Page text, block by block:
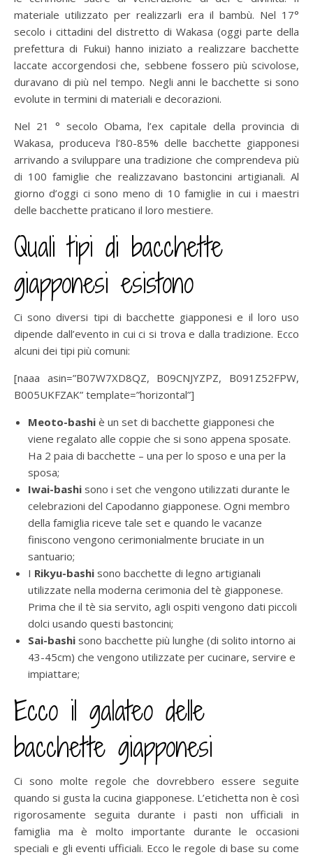
materiale utilizzato per realizzarli era il bambù. Nel 17°
secolo i cittadini del distretto di Wakasa (oggi parte della
prefettura di Fukui) hanno iniziato a realizzare bacchette
laccate accorgendosi che, sebbene fossero più scivolose,
duravano di più nel tempo. Negli anni le bacchette si sono
evolute in termini di materiali e decorazioni.
Nel 21 ° secolo Obama, l’ex capitale della provincia di
Wakasa, produceva l’80-85% delle bacchette giapponesi
arrivando a sviluppare una tradizione che comprendeva più
di 100 famiglie che realizzavano bastoncini artigianali. Al
giorno d’oggi ci sono meno di 10 famiglie in cui i maestri
delle bacchette praticano il loro mestiere.
Quali tipi di bacchette
giapponesi esistono
Ci sono diversi tipi di bacchette giapponesi e il loro uso
dipende dall’evento in cui ci si trova e dalla tradizione. Ecco
alcuni dei tipi più comuni:
[naaa asin=”B07W7XD8QZ, B09CNJYZPZ, B091Z52FPW,
B005UKFZAK” template=”horizontal”]
Meoto-bashi è un set di bacchette giapponesi che
viene regalato alle coppie che si sono appena sposate.
Ha 2 paia di bacchette – una per lo sposo e una per la
sposa;
Iwai-bashi sono i set che vengono utilizzati durante le
celebrazioni del Capodanno giapponese. Ogni membro
della famiglia riceve tale set e quando le vacanze
finiscono vengono cerimonialmente bruciate in un
santuario;
I Rikyu-bashi sono bacchette di legno artigianali
utilizzate nella moderna cerimonia del tè giapponese.
Prima che il tè sia servito, agli ospiti vengono dati piccoli
dolci usando questi bastoncini;
Sai-bashi sono bacchette più lunghe (di solito intorno ai
43-45cm) che vengono utilizzate per cucinare, servire e
impiattare;
Ecco il galateo delle
bacchette giapponesi
Ci sono molte regole che dovrebbero essere seguite
quando si gusta la cucina giapponese. L’etichetta non è così
rigorosamente seguita durante i pasti non ufficiali in
famiglia ma è molto importante durante le occasioni
speciali e gli eventi ufficiali. Ecco le regole di base su come